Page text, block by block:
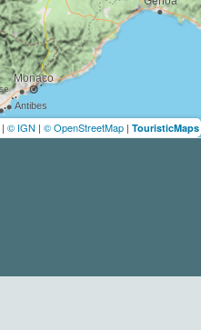
| © IGN | © OpenStreetMap | TouristicMaps